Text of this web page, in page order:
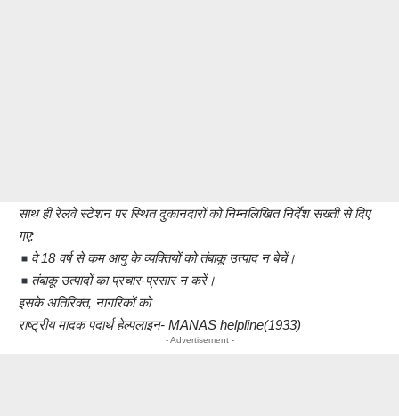
साथ ही रेलवे स्टेशन पर स्थित दुकानदारों को निम्नलिखित निर्देश सख्ती से दिए
गए:
वे 18 वर्ष से कम आयु के व्यक्तियों को तंबाकू उत्पाद न बेचें।
तंबाकू उत्पादों का प्रचार-प्रसार न करें।
इसके अतिरिक्त, नागरिकों को
राष्ट्रीय मादक पदार्थ हेल्पलाइन- MANAS helpline(1933)
- Advertisement -